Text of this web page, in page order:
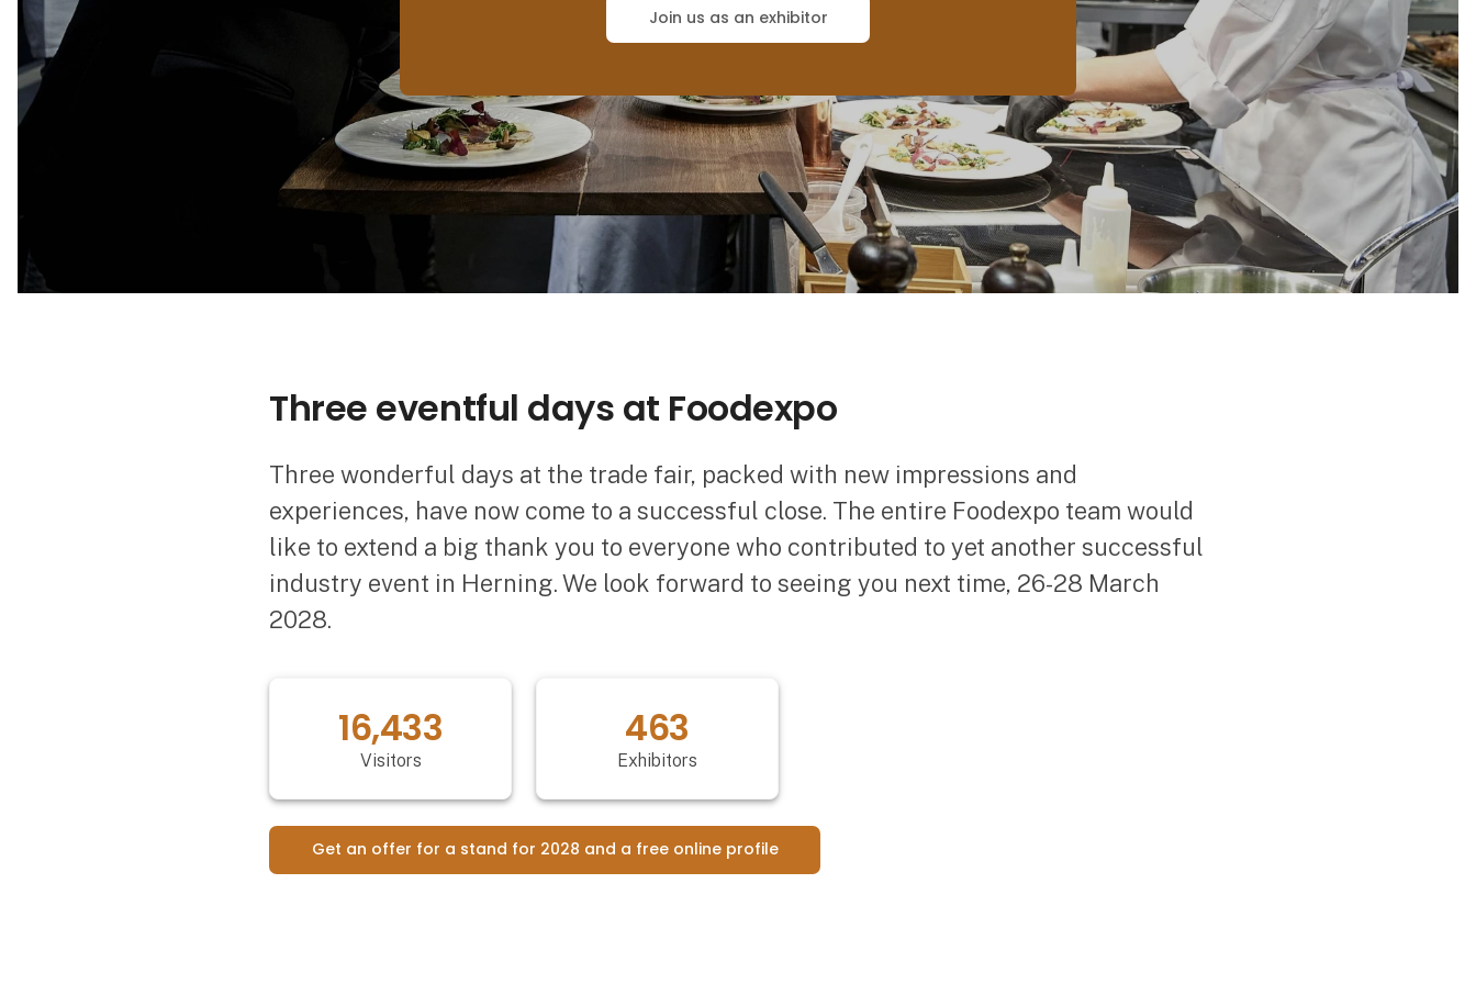
Join us as an exhibitor
Three eventful days at Foodexpo
Three wonderful days at the trade fair, packed with new impressions and
experiences, have now come to a successful close. The entire Foodexpo team would
like to extend a big thank you to everyone who contributed to yet another successful
industry event in Herning. We look forward to seeing you next time, 26-28 March
2028.
20,547
Visitors
463
Exhibitors
Get an offer for a stand for 2028 and a free online profile